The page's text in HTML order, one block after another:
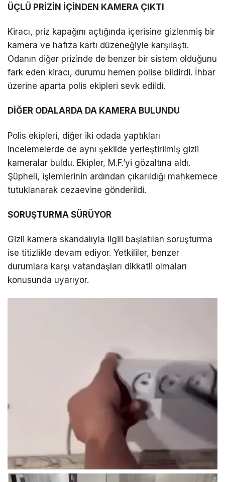
TikTok
LinkedIn
Telegram
ÜÇLÜ PRİZİN İÇİNDEN KAMERA ÇIKTI
Kiracı, priz kapağını açtığında içerisine gizlenmiş bir
kamera ve hafıza kartı düzeneğiyle karşılaştı.
Odanın diğer prizinde de benzer bir sistem olduğunu
fark eden kiracı, durumu hemen polise bildirdi. İhbar
üzerine aparta polis ekipleri sevk edildi.
DİĞER ODALARDA DA KAMERA BULUNDU
Polis ekipleri, diğer iki odada yaptıkları
incelemelerde de aynı şekilde yerleştirilmiş gizli
kameralar buldu. Ekipler, M.F.’yi gözaltına aldı.
Şüpheli, işlemlerinin ardından çıkarıldığı mahkemece
tutuklanarak cezaevine gönderildi.
SORUŞTURMA SÜRÜYOR
Gizli kamera skandalıyla ilgili başlatılan soruşturma
ise titizlikle devam ediyor. Yetkililer, benzer
durumlara karşı vatandaşları dikkatli olmaları
konusunda uyarıyor.